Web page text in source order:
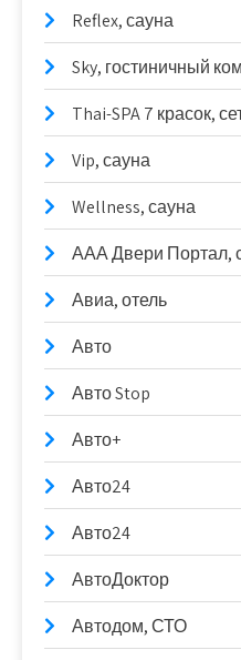
Reflex, сауна
Sky, гостиничный
Thai-SPA 7 красок,
Vip, сауна
Wellness, сауна
ААА Двери Портал,
Авиа, отель
Авто
Авто Stop
Авто+
Авто24
Авто24
АвтоДоктор
Автодом, СТО